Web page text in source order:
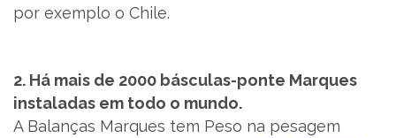
por exemplo o Chile.
2. Há mais de 2000 básculas-ponte Marques
instaladas em todo o mundo.
A Balanças Marques tem Peso na pesagem